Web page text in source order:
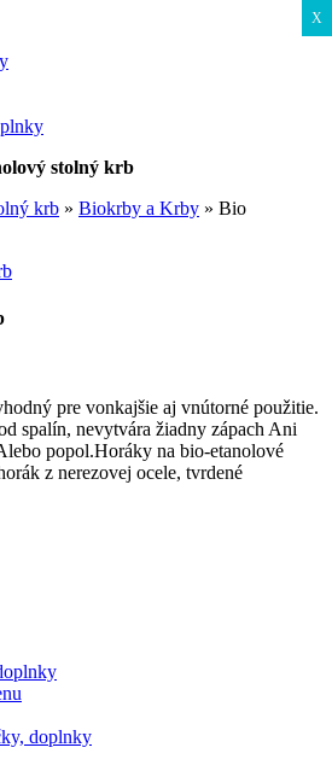
stolný krb
krb » Biokrby a Krby » Bio
pre vonkajšie aj vnútorné použitie.
spalín, nevytvára žiadny zápach Ani
popol.Horáky na bio-etanolové
z nerezovej ocele, tvrdené
doplnky
X